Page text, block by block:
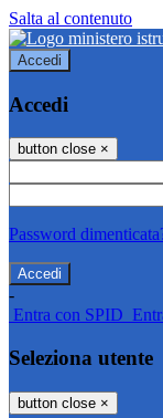
Salta al contenuto
Accedi
Accedi
button close ×
Password
-
Entra con SPID
Seleziona utente
button close ×